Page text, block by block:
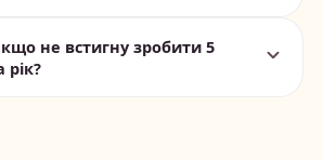
гаманця, де лежать інші картки
стригти дитину на
Позняках, Берковецькій,
не встигну зробити 5
рік?